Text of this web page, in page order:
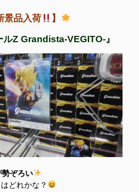
景品入荷 】
ルZ Grandista-VEGITO-』
勢ぞろい
どれかな？